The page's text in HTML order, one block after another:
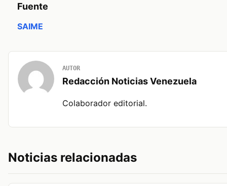
Fuente
SAIME
AUTOR
Redacción Noticias Venezuela
Colaborador editorial.
Noticias relacionadas